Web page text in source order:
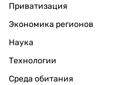
Приватизация
Экономика регионов
Наука
Технологии
Среда обитания